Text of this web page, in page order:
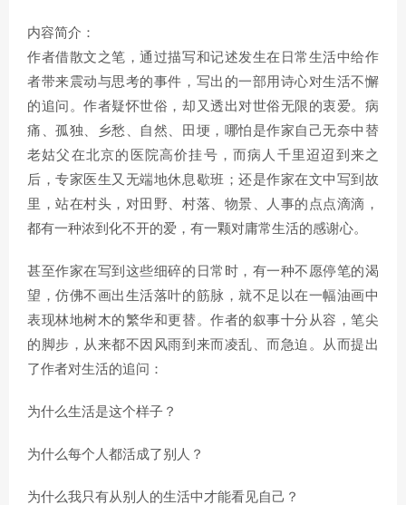
内容简介：
作者借散文之笔，通过描写和记述发生在日常生活中给作
者带来震动与思考的事件，写出的一部用诗心对生活不懈
的追问。作者疑怀世俗，却又透出对世俗无限的衷爱。病
痛、孤独、乡愁、自然、田埂，哪怕是作家自己无奈中替
老姑父在北京的医院高价挂号，而病人千里迢迢到来之
后，专家医生又无端地休息歇班；还是作家在文中写到故
里，站在村头，对田野、村落、物景、人事的点点滴滴，
都有一种浓到化不开的爱，有一颗对庸常生活的感谢心。
甚至作家在写到这些细碎的日常时，有一种不愿停笔的渴
望，仿佛不画出生活落叶的筋脉，就不足以在一幅油画中
表现林地树木的繁华和更替。作者的叙事十分从容，笔尖
的脚步，从来都不因风雨到来而凌乱、而急迫。从而提出
了作者对生活的追问：
为什么生活是这个样子？
为什么每个人都活成了别人？
为什么我只有从别人的生活中才能看见自己？